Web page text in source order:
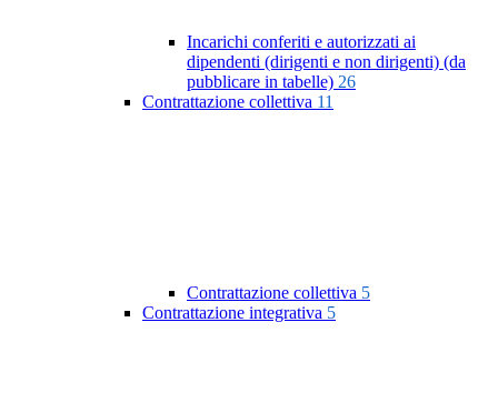
Incarichi conferiti e autorizzati ai
dipendenti (dirigenti e non dirigenti) (da
pubblicare in tabelle) 26
Contrattazione collettiva 11
Contrattazione collettiva 5
Contrattazione integrativa 5